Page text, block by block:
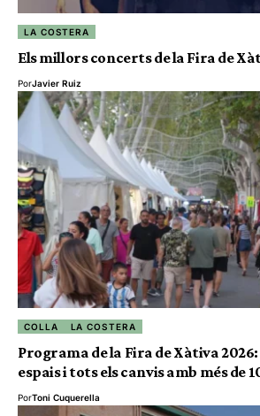
LA COSTERA
Els millors concerts de la Fira de
PorJavier Ruiz
COLLA LA COSTERA
Programa de la Fira de Xàtiva
espais i tots els canvis amb més de
PorToni Cuquerella